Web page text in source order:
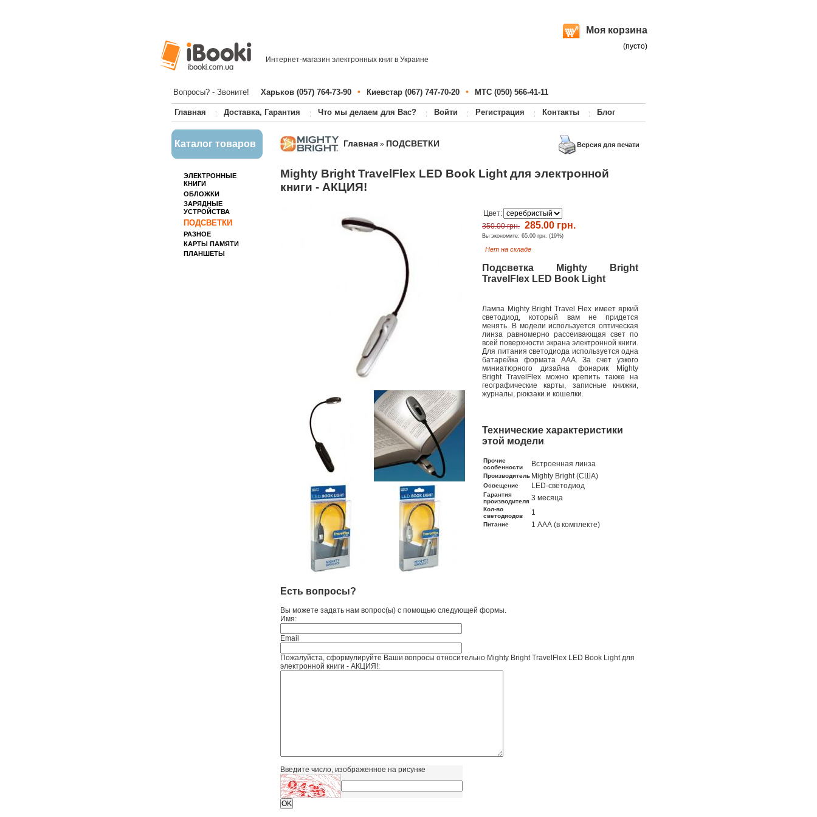
Интернет-магазин электронных книг в Украине
Моя корзина
(пусто)
Вопросы? - Звоните! Харьков (057) 764-73-90 • Киевстар (067) 747-70-20 • МТС (050) 566-41-11
Главная Доставка, Гарантия Что мы делаем для Вас? Войти Регистрация Контакты Блог
Главная » ПОДСВЕТКИ Версия для печати
Mighty Bright TravelFlex LED Book Light для электронной
книги - АКЦИЯ!
Цвет:
350.00 грн. 285.00 грн.
Вы экономите: 65.00 грн. (19%)
Нет на складе
Подсветка Mighty Bright
TravelFlex LED Book Light
Лампа Mighty Bright Travel Flex имеет яркий
светодиод, который вам не придется
менять. В модели используется оптическая
линза равномерно рассеивающая свет по
всей поверхности экрана электронной книги.
Для питания светодиода используется одна
батарейка формата ААА. За счет узкого
миниатюрного дизайна фонарик Mighty
Bright TravelFlex можно крепить также на
географические карты, записные книжки,
журналы, рюкзаки и кошелки.
Технические характеристики
этой модели
Прочие
особенности
Встроенная линза
Производитель Mighty Bright (США)
Освещение LED-светодиод
Гарантия
производителя 3 месяца
Кол-во
светодиодов
1
Питание 1 ААА (в комплекте)
Есть вопросы?
Вы можете задать нам вопрос(ы) с помощью следующей формы.
Имя:
Email
Пожалуйста, сформулируйте Ваши вопросы относительно Mighty Bright TravelFlex LED Book Light для
электронной книги - АКЦИЯ!:
Введите число, изображенное на рисунке
Каталог товаров
ЭЛЕКТРОННЫЕ
КНИГИ
ОБЛОЖКИ
ЗАРЯДНЫЕ
УСТРОЙСТВА
ПОДСВЕТКИ
РАЗНОЕ
КАРТЫ ПАМЯТИ
ПЛАНШЕТЫ